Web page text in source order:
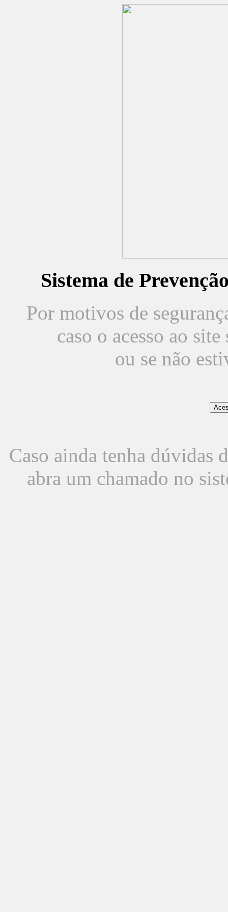
Sistema de
Por motivos de
caso o acesso ao
ou se não
Caso ainda tenha dúvidas
abra um chamado no